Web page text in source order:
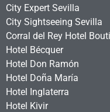
City Expert Sevilla
City Sightseeing Sevilla
Corral del Rey Hotel
Hotel Bécquer
Hotel Don Ramón
Hotel Doña María
Hotel Inglaterra
Hotel Kivir